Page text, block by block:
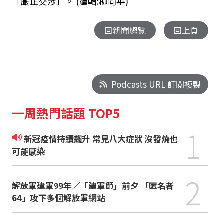
回新聞總覽 回上頁
Podcasts URL 訂閱複製
一周熱門話題 TOP5
新冠疫情持續飆升 常見八大症狀 沒發燒也
可能感染
1
解放軍建軍99年／「建軍節」前夕 「匿名者
64」攻下多個解放軍網站
2